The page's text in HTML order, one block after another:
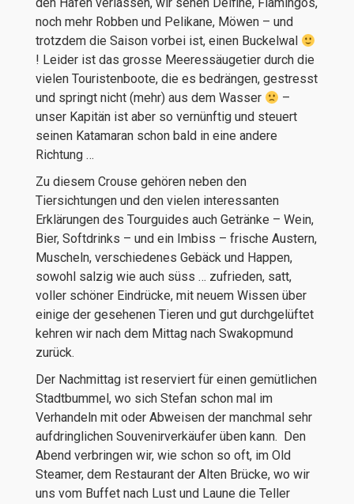
noch mehr Robben und Pelikane, Möwen – und
trotzdem die Saison vorbei ist, einen Buckelwal
! Leider ist das grosse Meeressäugetier durch die
vielen Touristenboote, die es bedrängen, gestresst
und springt nicht (mehr) aus dem Wasser
–
unser Kapitän ist aber so vernünftig und steuert
seinen Katamaran schon bald in eine andere
Richtung …
Zu diesem Crouse gehören neben den
Tiersichtungen und den vielen interessanten
Erklärungen des Tourguides auch Getränke – Wein,
Bier, Softdrinks – und ein Imbiss – frische Austern,
Muscheln, verschiedenes Gebäck und Happen,
sowohl salzig wie auch süss … zufrieden, satt,
voller schöner Eindrücke, mit neuem Wissen über
einige der gesehenen Tieren und gut durchgelüftet
kehren wir nach dem Mittag nach Swakopmund
zurück.
Der Nachmittag ist reserviert für einen gemütlichen
Stadtbummel, wo sich Stefan schon mal im
Verhandeln mit oder Abweisen der manchmal sehr
aufdringlichen Souvenirverkäufer üben kann. Den
Abend verbringen wir, wie schon so oft, im Old
Steamer, dem Restaurant der Alten Brücke, wo wir
uns vom Buffet nach Lust und Laune die Teller